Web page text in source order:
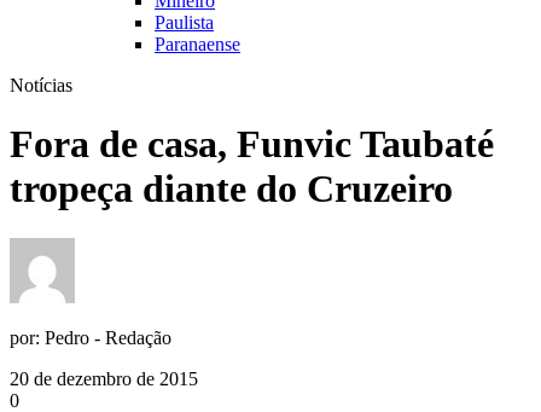
Paulista
Paranaense
Notícias
Fora de casa, Funvic Taubaté
tropeça diante do Cruzeiro
por: Pedro - Redação
20 de dezembro de 2015
0